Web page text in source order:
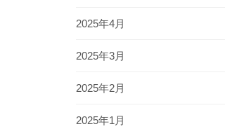
2025年4月
2025年3月
2025年2月
2025年1月